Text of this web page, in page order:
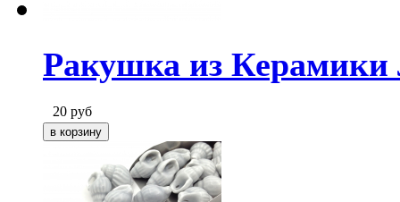
Ракушка из
20 руб